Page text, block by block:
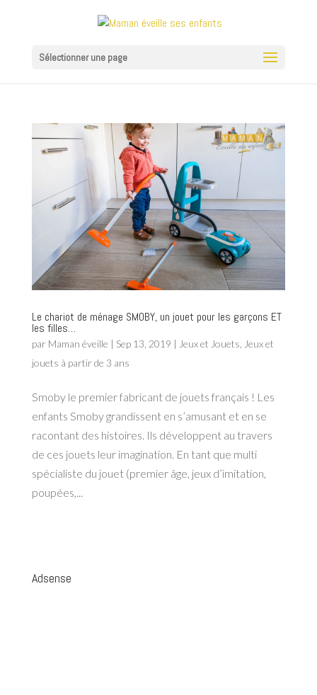
Sélectionner une page
Le chariot de ménage SMOBY, un jouet pour les garçons ET
les filles…
par Maman éveille | Sep 13, 2019 | Jeux et Jouets Jeux et
jouets à partir de 3 ans
Smoby le premier fabricant de jouets français ! Les
enfants Smoby grandissent en s’amusant et en se
racontant des histoires. Ils développent au travers
de ces jouets leur imagination. En tant que multi
spécialiste du jouet (premier âge, jeux d’imitation,
poupées,...
Adsense